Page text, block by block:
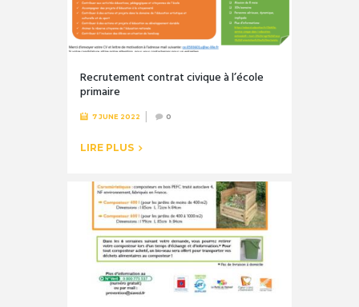
Recrutement contrat civique à l’école
primaire
7 JUNE 2022 0
LIRE PLUS